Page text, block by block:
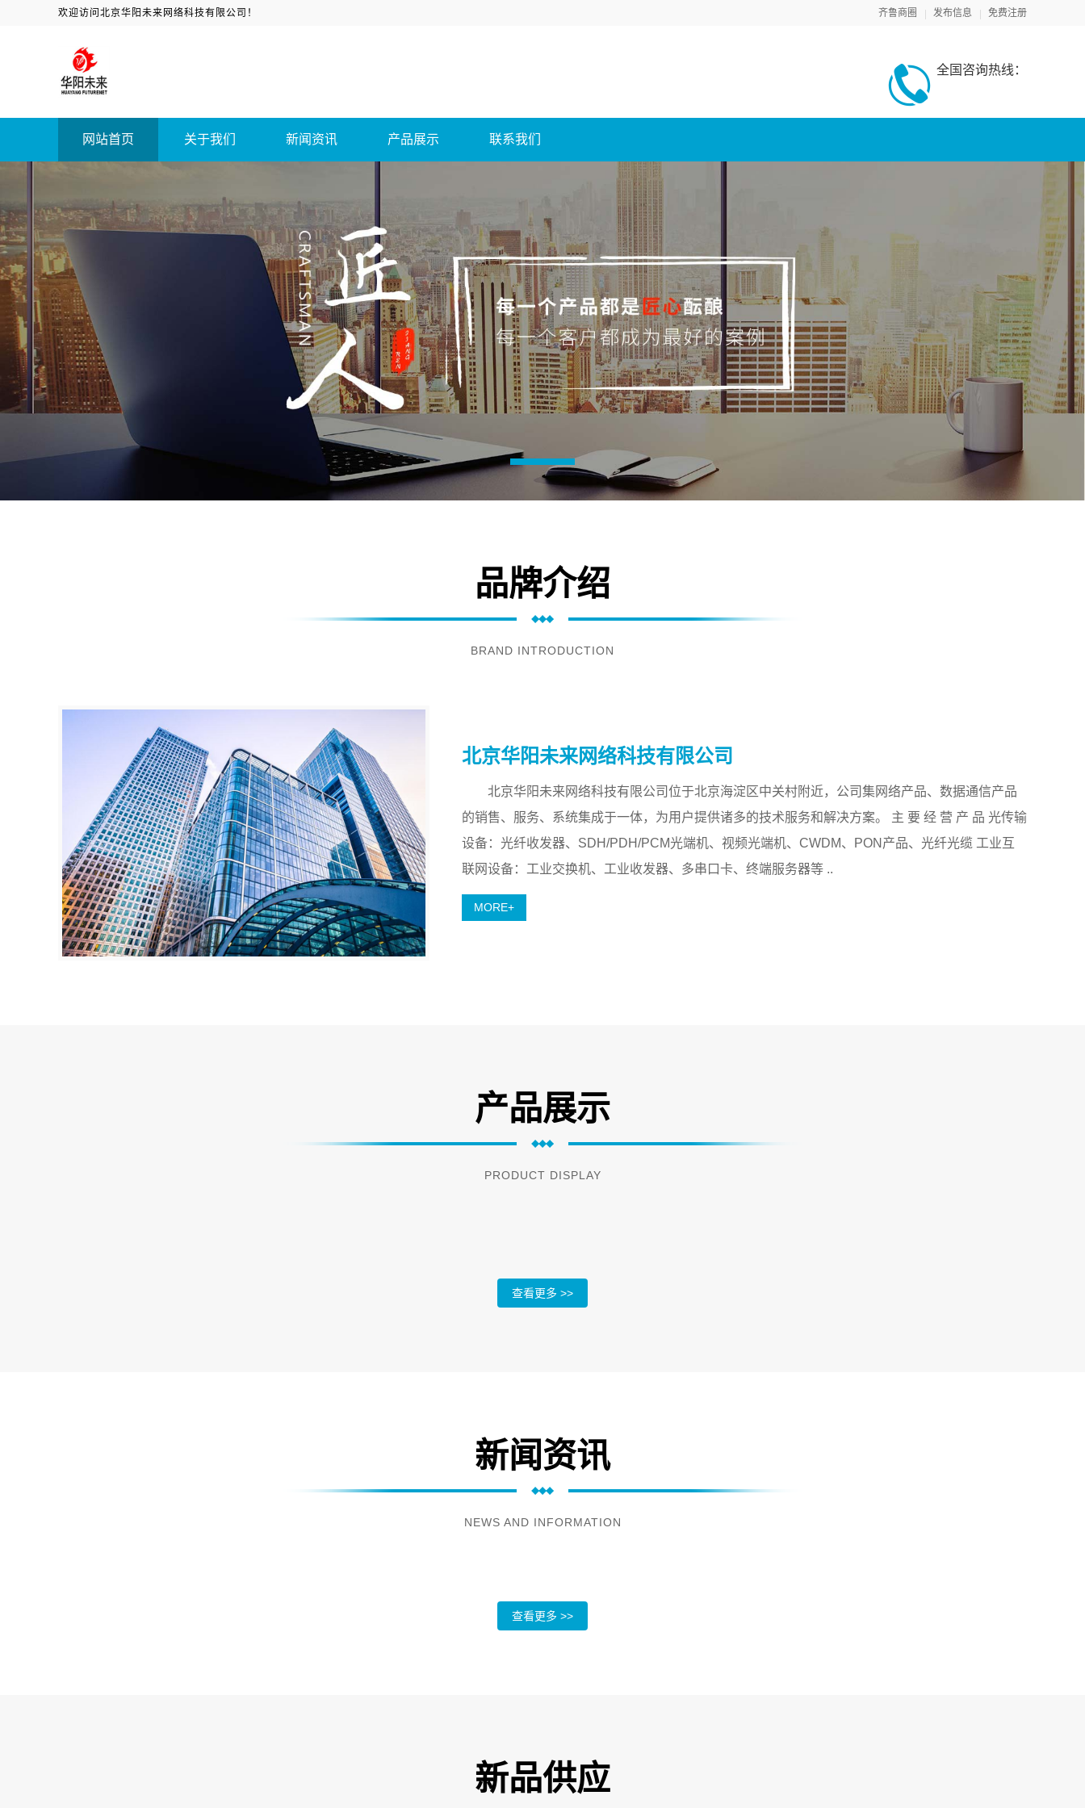
欢迎访问北京华阳未来网络科技有限公司！ 齐鲁商圈 发布信息 免费注册
全国咨询热线：
网站首页 关于我们 新闻资讯 产品展示 联系我们
品牌介绍
BRAND INTRODUCTION
北京华阳未来网络科技有限公司
北京华阳未来网络科技有限公司位于北京海淀区中关村附近，公司集网络产品、数据通信产品
的销售、服务、系统集成于一体，为用户提供诸多的技术服务和解决方案。 主 要 经 营 产 品 光传输
设备：光纤收发器、SDH/PDH/PCM光端机、视频光端机、CWDM、PON产品、光纤光缆 工业互
联网设备：工业交换机、工业收发器、多串口卡、终端服务器等 ..
MORE+
产品展示
PRODUCT DISPLAY
查看更多 >>
新闻资讯
NEWS AND INFORMATION
查看更多 >>
新品供应